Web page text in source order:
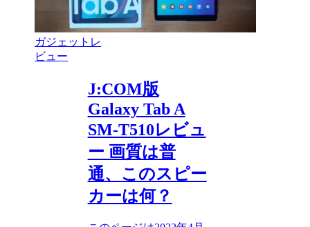
ガジェットレ
ビュー
J:COM版
Galaxy Tab A
SM-T510レビュ
ー 画質は普
通、このスピー
カーは何？